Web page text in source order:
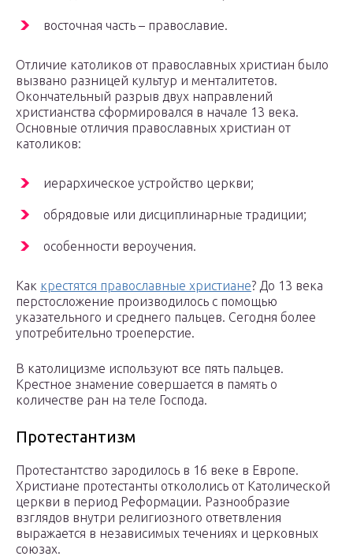
восточная часть – православие.
Отличие католиков от православных христиан было
вызвано разницей культур и менталитетов.
Окончательный разрыв двух направлений
христианства сформировался в начале 13 века.
Основные отличия православных христиан от
католиков:
иерархическое устройство церкви;
обрядовые или дисциплинарные традиции;
особенности вероучения.
Как крестятся православные христиане? До 13 века
перстосложение производилось с помощью
указательного и среднего пальцев. Сегодня более
употребительно троеперстие.
В католицизме используют все пять пальцев.
Крестное знамение совершается в память о
количестве ран на теле Господа.
Протестантизм
Протестантство зародилось в 16 веке в Европе.
Христиане протестанты откололись от Католической
церкви в период Реформации. Разнообразие
взглядов внутри религиозного ответвления
выражается в независимых течениях и церковных
союзах.